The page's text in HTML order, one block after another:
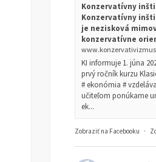
Konzervatívny
Konzervatívny
je nezisková
konzervatívne
KI informuje 1. júna
prvý ročník kurzu
# ekonómia #
učiteľom ponúkame
ek...
Zobraziť na Facebooku ·